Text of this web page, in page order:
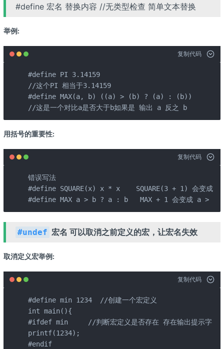
#define 宏名 替换内容 //无类型检查 简单文本替换
举例:
复制代码
#define PI 3.14159
//这个PI 相当于3.14159
#define MAX(a, b) ((a) > (b) ? (a) : (b))
//这是一个对比a是否大于b如果是 输出 a 反之 b
用括号的重要性:
复制代码
错误写法
#define SQUARE(x) x * x    SQUARE(3 + 1) 会变成
#define MAX a > b ? a : b   MAX + 1 会变成 a > b
#undef 宏名 可以取消之前定义的宏，让宏名失效
取消定义宏举例:
复制代码
#define min 1234  //创建一个宏定义
int main(){
#ifdef min     //判断宏定义是否存在 存在输出提示字
printf(1234);
#endif